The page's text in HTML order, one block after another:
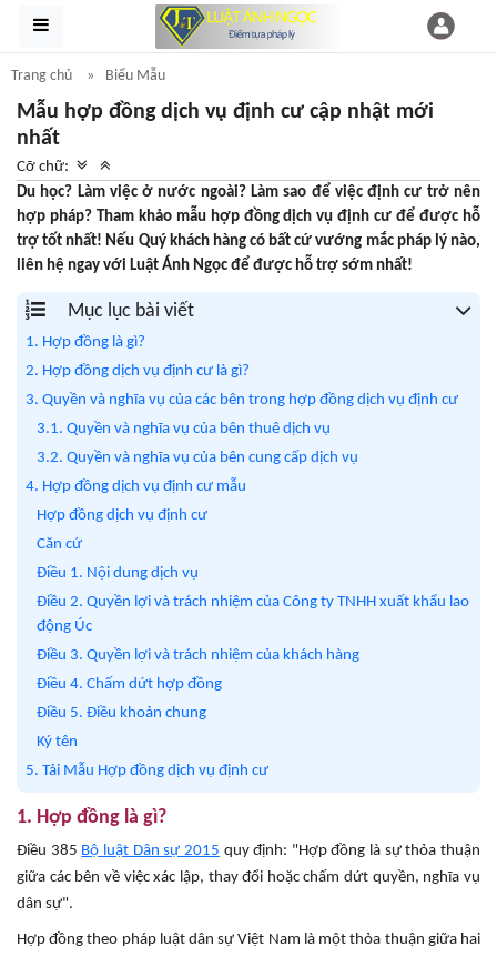
Trang chủ Biểu Mẫu
Mẫu hợp đồng dịch vụ định cư cập nhật mới
nhất
Cỡ chữ:
Du học? Làm việc ở nước ngoài? Làm sao để việc định cư trở nên
hợp pháp? Tham khảo mẫu hợp đồng dịch vụ định cư để được hỗ
trợ tốt nhất! Nếu Quý khách hàng có bất cứ vướng mắc pháp lý nào,
liên hệ ngay với Luật Ánh Ngọc để được hỗ trợ sớm nhất!
Mục lục bài viết
1. Hợp đồng là gì?
2. Hợp đồng dịch vụ định cư là gì?
3. Quyền và nghĩa vụ của các bên trong hợp đồng dịch vụ định cư
3.1. Quyền và nghĩa vụ của bên thuê dịch vụ
3.2. Quyền và nghĩa vụ của bên cung cấp dịch vụ
4. Hợp đồng dịch vụ định cư mẫu
Hợp đồng dịch vụ định cư
Căn cứ
Điều 1. Nội dung dịch vụ
Điều 2. Quyền lợi và trách nhiệm của Công ty TNHH xuất khẩu lao
động Úc
Điều 3. Quyền lợi và trách nhiệm của khách hàng
Điều 4. Chấm dứt hợp đồng
Điều 5. Điều khoản chung
Ký tên
5. Tải Mẫu Hợp đồng dịch vụ định cư
1. Hợp đồng là gì?
Điều 385 Bộ luật Dân sự 2015 quy định: "Hợp đồng là sự thỏa thuận
giữa các bên về việc xác lập, thay đổi hoặc chấm dứt quyền, nghĩa vụ
dân sự".
Hợp đồng theo pháp luật dân sự Việt Nam là một thỏa thuận giữa hai